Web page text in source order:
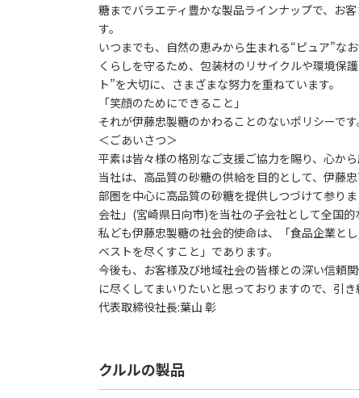
糖までバラエティ豊かな製品ラインナップで、お
す。
いつまでも、自然の恵みから生まれる“ピュア”な
くらしを守るため、包装材のリサイクルや環境保
ト”を大切に、さまざまな努力を重ねています。
「笑顔のためにできること」
それが伊藤忠製糖のかわることのないポリシーです
＜ごあいさつ＞
平素は皆々様の格別なご支援ご協力を賜り、心から
当社は、高品質の砂糖の供給を目的として、伊藤
部圏を中心に高品質の砂糖を提供しつづけて参り
会社」(宮崎県日向市)を当社の子会社として全国的
私ども伊藤忠製糖の社会的使命は、「食品企業と
ベストを尽くすこと」であります。
今後も、お客様及び地域社会の皆様との深い信頼
に尽くしてまいりたいと思っておりますので、引
代表取締役社長:葉山 彰
クルルの製品